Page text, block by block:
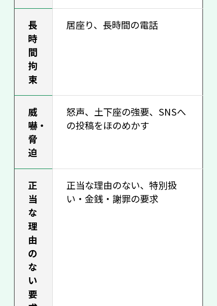
長
時
間
拘
束
居座り、長時間の電話
威
嚇・
脅
迫
怒声、土下座の強要、SNSへ
の投稿をほのめかす
正
当
な
理
由
の
な
い
要
正当な理由のない、特別扱
い・金銭・謝罪の要求